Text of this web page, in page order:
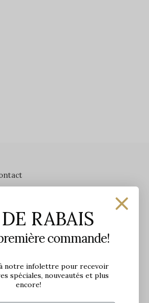
avenue Jules-Verne, Local 103
2R1, Québec, Canada
9h - 17h
9h - 17h
9h - 18h
RABAIS
commande!
notre infolettre pour recevoir
spéciales, nouveautés et plus
encore!